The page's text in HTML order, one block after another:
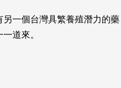
一個台灣具繁養殖潛力的藥
道來。